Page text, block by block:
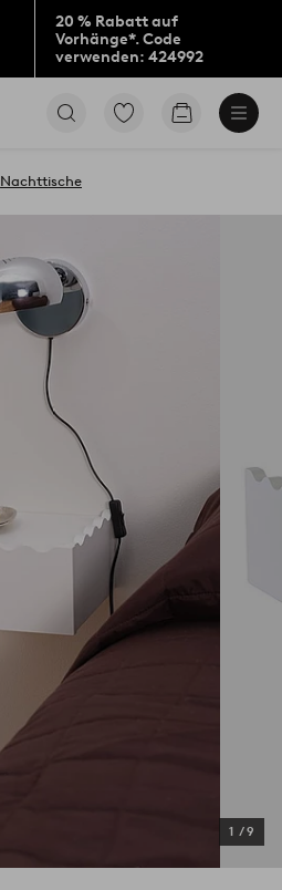
20 % Rabatt auf
Vorhänge*. Code
verwenden: 424992
Zu
Produkten
Zum
Nachttische
1 /9